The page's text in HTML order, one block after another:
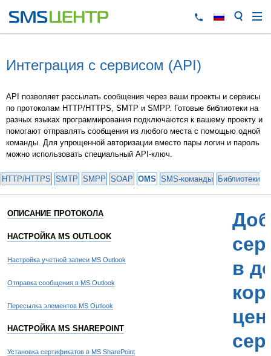
Интеграция с сервисом (API)
API позволяет рассылать сообщения через ваши проекты и сервисы
по протоколам HTTP/HTTPS, SMTP и SMPP. Готовые библиотеки на
разных языках программирования подключаются к вашему проекту и
помогают отправлять сообщения из любого места с помощью одной
команды. Для упрощенной авторизации вместо пары логин и пароль
можно использовать специальный API-ключ.
HTTP/HTTPS SMTP SMPP SOAP OMS SMS-команды Библиотеки
ОПИСАНИЕ ПРОТОКОЛА
НАСТРОЙКА MS OUTLOOK
Настройка учетной записи MS Outlook
Отправка сообщения в MS Outlook
Пересылка элементов MS Outlook
НАСТРОЙКА MS SHAREPOINT
Установка сертификатов в MS SharePoint
в